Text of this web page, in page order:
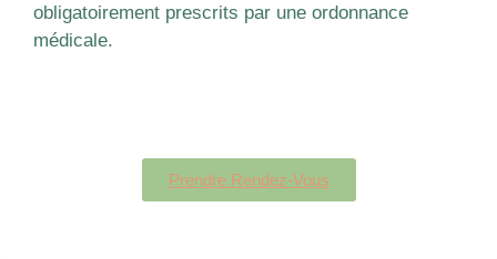
obligatoirement prescrits par une ordonnance
médicale.
Prendre Rendez-Vous